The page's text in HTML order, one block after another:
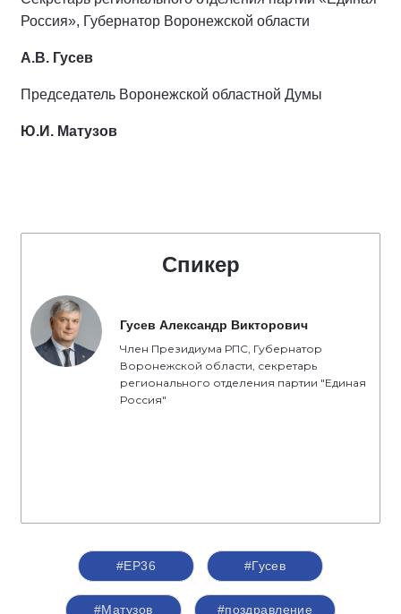
Россия», Губернатор Воронежской области
А.В. Гусев
Председатель Воронежской областной Думы
Ю.И. Матузов
Спикер
Гусев Александр Викторович
Член Президиума РПС, Губернатор
Воронежской области, секретарь
регионального отделения партии "Единая
Россия"
#ЕР36 #Гусев
#Матузов #поздравление